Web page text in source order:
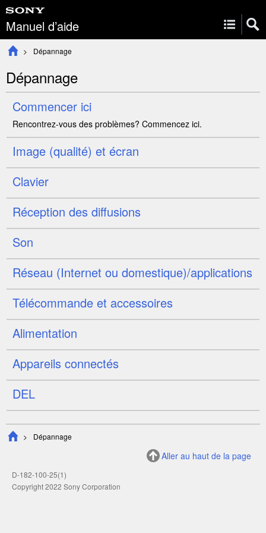
Manuel d’aide
Dépannage
Dépannage
Commencer ici
Rencontrez-vous des problèmes? Commencez ici.
Image (qualité) et écran
Clavier
Réception des diffusions
Son
Réseau (Internet ou domestique)/applications
Télécommande et accessoires
Alimentation
Appareils connectés
DEL
Dépannage
Aller au haut de la page
D-182-100-25(1)
Copyright 2022 Sony Corporation